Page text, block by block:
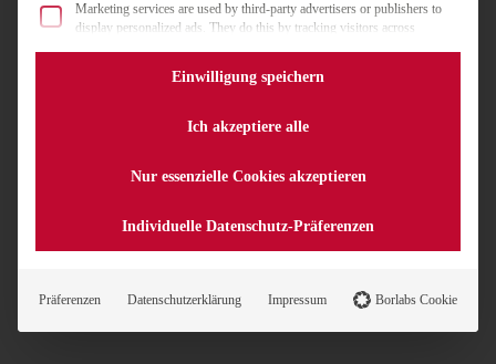
Marketing services are used by third-party advertisers or publishers to
display personalized ads. They do this by tracking visitors across
External Media
default. If External Media services are accepted, access to those contents
no longer requires manual consent.
Einwilligung speichern
Ich akzeptiere alle
Nur essenzielle Cookies akzeptieren
Individuelle Datenschutz-Präferenzen
Präferenzen Datenschutzerklärung Impressum Borlabs Cookie